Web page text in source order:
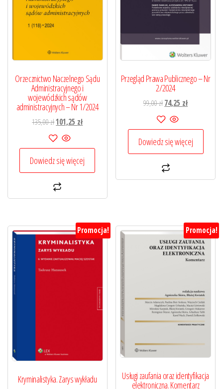
Orzecznictwo Naczelnego Sądu
Administracyjnego i
wojewódzkich sądów
administracyjnych – Nr 1/2024
135,00złPierwotna
cena
wynosiła:
135,00 zł.
101,25 złAktualna
101,25 zł.
Dowiedz się więcej
Przegląd Prawa Publicznego – Nr
2/2024
99,00złPierwotna
cena
wynosiła:
99,00 zł.
74,25 złAktualna
74,25 zł.
Dowiedz się więcej
Promocja!
Kryminalistyka. Zarys wykładu
Promocja!
Usługi zaufania oraz identyfikacja
elektroniczna. Komentarz